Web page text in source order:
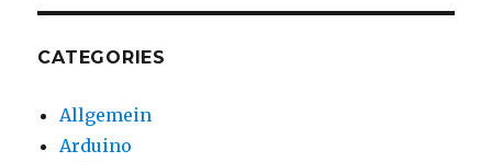
CATEGORIES
Allgemein
Arduino